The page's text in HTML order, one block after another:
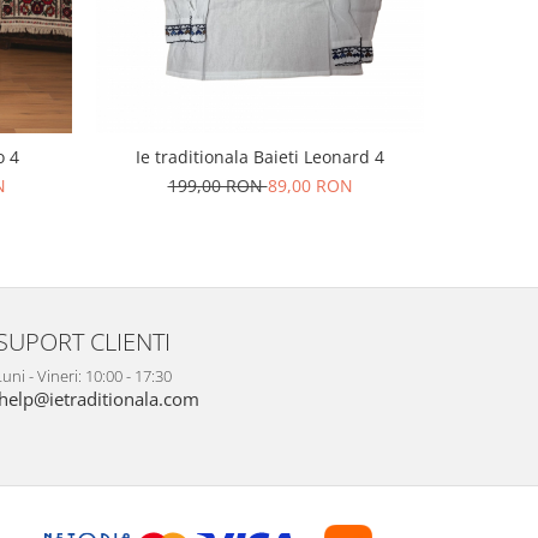
4
Ie traditionala Baieti Leonard 4
199,00 RON89,00 RON
CLIENTI
- Vineri: 10:00 - 17:30